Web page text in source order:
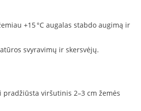
+15 °C augalas stabdo augimą ir
svyravimų ir skersvėjų.
viršutinis 2–3 cm žemės